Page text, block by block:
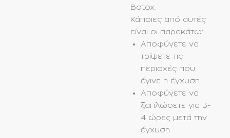
Botox.
Κάποιες από αυτές
είναι οι παρακάτω:
Αποφύγετε να
τρίψετε τις
περιοχές που
έγινε η έγχυση
Αποφύγετε να
ξαπλώσετε για 3-
4 ώρες μετά την
έγχυση